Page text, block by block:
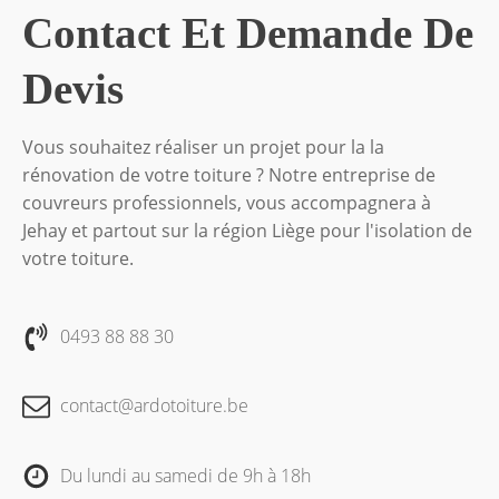
Contact Et Demande De
Devis
Vous souhaitez réaliser un projet pour la la
rénovation de votre toiture ? Notre entreprise de
couvreurs professionnels, vous accompagnera à
Jehay et partout sur la région Liège pour l'isolation de
votre toiture.
0493 88 88 30
contact@ardotoiture.be
Du lundi au samedi de 9h à 18h